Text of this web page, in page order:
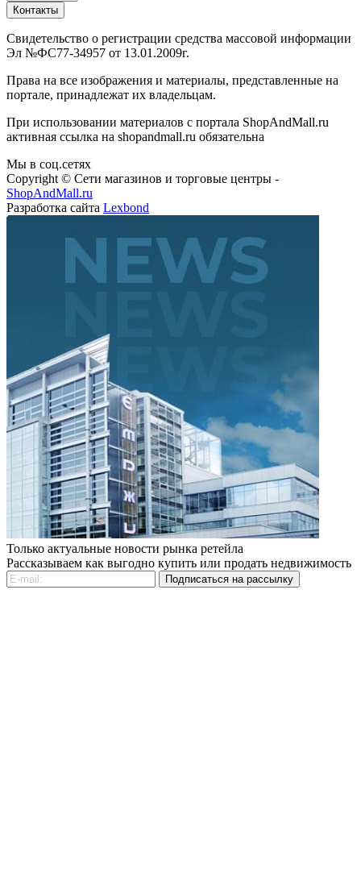
Контакты
Свидетельство о регистрации средства массовой информации
Эл №ФС77-34957 от 13.01.2009г.
Права на все изображения и материалы, представленные на
портале, принадлежат их владельцам.
При использовании материалов с портала ShopAndMall.ru
активная ссылка на shopandmall.ru обязательна
Мы в соц.сетях
Copyright © Сети магазинов и торговые центры -
ShopAndMall.ru
Разработка сайта Lexbond
Только актуальные новости рынка ретейла
Рассказываем как выгодно купить или продать недвижимость